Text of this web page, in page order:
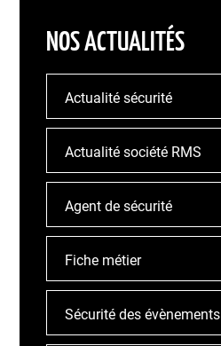
NOS ACTUALITÉS
Actualité sécurité
Actualité société RMS
Agent de sécurité
Fiche métier
Sécurité des évènements